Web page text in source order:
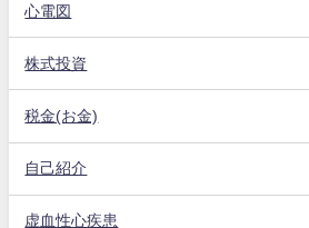
心電図
株式投資
税金(お金)
自己紹介
虚血性心疾患